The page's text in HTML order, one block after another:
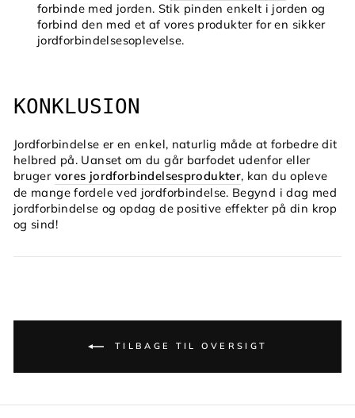
forbinde med jorden. Stik pinden enkelt i jorden og
forbind den med et af vores produkter for en sikker
jordforbindelsesoplevelse.
KONKLUSION
Jordforbindelse er en enkel, naturlig måde at forbedre dit
helbred på. Uanset om du går barfodet udenfor eller
bruger vores jordforbindelsesprodukter, kan du opleve
de mange fordele ved jordforbindelse. Begynd i dag med
jordforbindelse og opdag de positive effekter på din krop
og sind!
TILBAGE TIL OVERSIGT